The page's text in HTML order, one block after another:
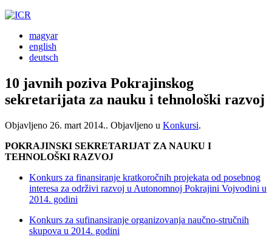
magyar
english
deutsch
10 javnih poziva Pokrajinskog
sekretarijata za nauku i tehnološki razvoj
Objavljeno 26. mart 2014.. Objavljeno u Konkursi.
POKRAJINSKI SEKRETARIJAT ZA NAUKU I
TEHNOLOŠKI RAZVOJ
Konkurs za finansiranje kratkoročnih projekata od posebnog
interesa za održivi razvoj u Autonomnoj Pokrajini Vojvodini u
2014. godini
Konkurs za sufinansiranje organizovanja naučno-stručnih
skupova u 2014. godini